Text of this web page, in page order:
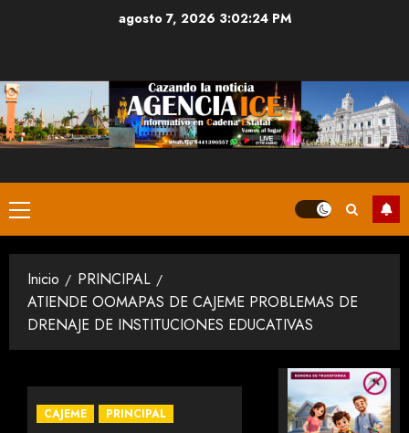
agosto 7, 2026 3:02:24 PM
Menú
principal
Inicio
PRINCIPAL
ATIENDE OOMAPAS DE CAJEME PROBLEMAS DE
DRENAJE DE INSTITUCIONES EDUCATIVAS
CAJEME PRINCIPAL